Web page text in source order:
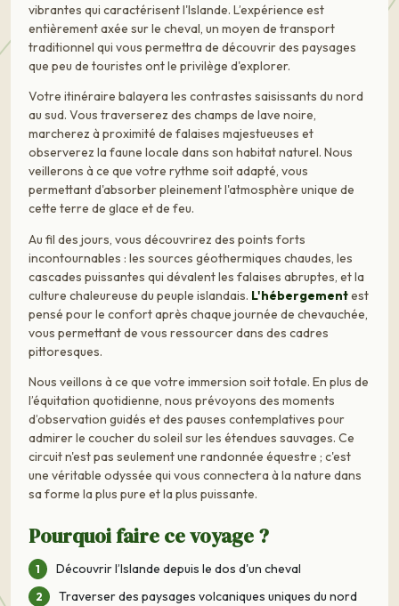
vibrantes qui caractérisent l'Islande. L’expérience est
entièrement axée sur le cheval, un moyen de transport
traditionnel qui vous permettra de découvrir des paysages
que peu de touristes ont le privilège d'explorer.
Votre itinéraire balayera les contrastes saisissants du nord
au sud. Vous traverserez des champs de lave noire,
marcherez à proximité de falaises majestueuses et
observerez la faune locale dans son habitat naturel. Nous
veillerons à ce que votre rythme soit adapté, vous
permettant d'absorber pleinement l'atmosphère unique de
cette terre de glace et de feu.
Au fil des jours, vous découvrirez des points forts
incontournables : les sources géothermiques chaudes, les
cascades puissantes qui dévalent les falaises abruptes, et la
culture chaleureuse du peuple islandais. L'hébergementest
pensé pour le confort après chaque journée de chevauchée,
vous permettant de vous ressourcer dans des cadres
pittoresques.
Nous veillons à ce que votre immersion soit totale. En plus de
l’équitation quotidienne, nous prévoyons des moments
d’observation guidés et des pauses contemplatives pour
admirer le coucher du soleil sur les étendues sauvages. Ce
circuit n'est pas seulement une randonnée équestre ; c'est
une véritable odyssée qui vous connectera à la nature dans
sa forme la plus pure et la plus puissante.
Pourquoi faire ce voyage ?
Découvrir l’Islande depuis le dos d'un cheval
Traverser des paysages volcaniques uniques du nord